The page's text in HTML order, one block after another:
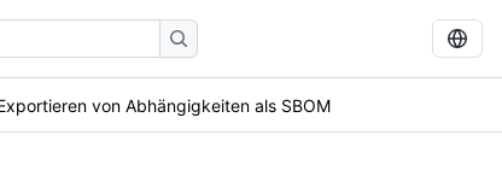
von Abhängigkeiten als SBOM